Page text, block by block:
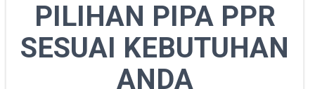
PILIHAN PIPA PPR
SESUAI KEBUTUHAN
ANDA